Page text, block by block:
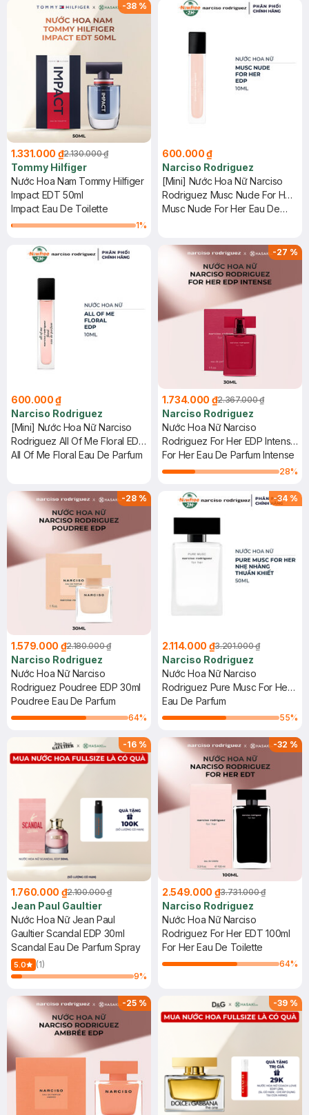
-38 %
1.331.000 ₫2.130.000 ₫
Tommy Hilfiger
Nước Hoa Nam Tommy Hilfiger
Impact EDT 50ml
Impact Eau De Toilette
1%
600.000 ₫
Narciso Rodriguez
[Mini] Nước Hoa Nữ Narciso
Rodriguez Musc Nude For Her
EDP 10ml
Musc Nude For Her Eau De
600.000 ₫
Narciso Rodriguez
[Mini] Nước Hoa Nữ Narciso
Rodriguez All Of Me Floral EDP
10ml
All Of Me Floral Eau De Parfum
-27 %
1.734.000 ₫2.367.000 ₫
Narciso Rodriguez
Nước Hoa Nữ Narciso
Rodriguez For Her EDP Intense
30ml
For Her Eau De Parfum Intense
28%
-28 %
1.579.000 ₫2.180.000 ₫
Narciso Rodriguez
Nước Hoa Nữ Narciso
Rodriguez Poudree EDP 30ml
Poudree Eau De Parfum
64%
-34 %
2.114.000 ₫3.201.000 ₫
Narciso Rodriguez
Nước Hoa Nữ Narciso
Rodriguez Pure Musc For Her
EDP 50ml
Eau De Parfum
55%
-16 %
1.760.000 ₫2.100.000 ₫
Jean Paul Gaultier
Nước Hoa Nữ Jean Paul
Gaultier Scandal EDP 30ml
Scandal Eau De Parfum Spray
5.0
(1)
9%
-32 %
2.549.000 ₫3.731.000 ₫
Narciso Rodriguez
Nước Hoa Nữ Narciso
Rodriguez For Her EDT 100ml
For Her Eau De Toilette
64%
-25 % -39 %